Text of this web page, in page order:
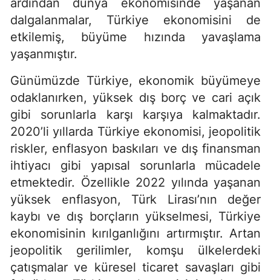
ardından dünya ekonomisinde yaşanan
dalgalanmalar, Türkiye ekonomisini de
etkilemiş, büyüme hızında yavaşlama
yaşanmıştır.
Günümüzde Türkiye, ekonomik büyümeye
odaklanırken, yüksek dış borç ve cari açık
gibi sorunlarla karşı karşıya kalmaktadır.
2020’li yıllarda Türkiye ekonomisi, jeopolitik
riskler, enflasyon baskıları ve dış finansman
ihtiyacı gibi yapısal sorunlarla mücadele
etmektedir. Özellikle 2022 yılında yaşanan
yüksek enflasyon, Türk Lirası’nın değer
kaybı ve dış borçların yükselmesi, Türkiye
ekonomisinin kırılganlığını artırmıştır. Artan
jeopolitik gerilimler, komşu ülkelerdeki
çatışmalar ve küresel ticaret savaşları gibi